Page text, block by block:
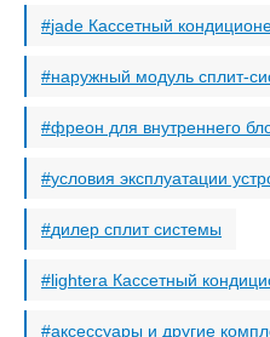
jade Кассетный
наружный модуль сплит-
фреон для внутреннего
условия эксплуатации
дилер сплит системы
lightera Кассетный
аксессуары и другие